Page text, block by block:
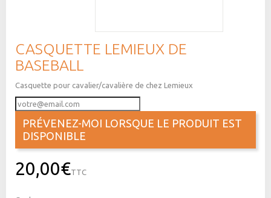
CASQUETTE LEMIEUX DE
BASEBALL
Casquette pour cavalier/cavalière de chez Lemieux
PRÉVENEZ-MOI LORSQUE LE PRODUIT EST
DISPONIBLE
20,00€TTC